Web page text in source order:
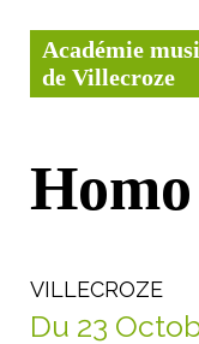
contenu.
Aller
à
personnels
Académie
de Villecroze
VILLECROZE
Du 23